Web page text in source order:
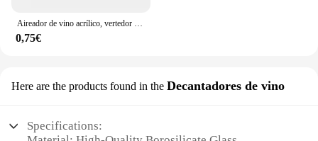
Aireador de vino acrílico, vertedor giratorio de 360 grados, tapón de botella de vino portátil, Accesorios de Vino, herramientas de Bar, 1 unidad
0,75€
Here are the products found in the Decantadores de vino
Specifications: